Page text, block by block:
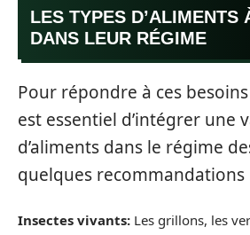
LES TYPES D’ALIMENTS
DANS LEUR RÉGIME
Pour répondre à ces
est essentiel d’intégrer une
d’aliments dans le régime
quelques recommandations
Insectes vivants: Les grillons, les